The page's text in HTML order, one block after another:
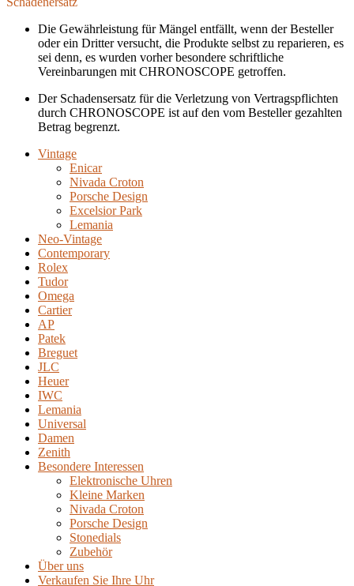
Die Gewährleistung für Mängel entfällt, wenn der Besteller
oder ein Dritter versucht, die Produkte selbst zu reparieren, es
sei denn, es wurden vorher besondere schriftliche
Vereinbarungen mit CHRONOSCOPE getroffen.
Der Schadensersatz für die Verletzung von Vertragspflichten
durch CHRONOSCOPE ist auf den vom Besteller gezahlten
Betrag begrenzt.
Vintage
Enicar
Nivada Croton
Porsche Design
Excelsior Park
Lemania
Neo-Vintage
Contemporary
Rolex
Tudor
Omega
Cartier
AP
Patek
Breguet
JLC
Heuer
IWC
Lemania
Universal
Damen
Zenith
Besondere Interessen
Elektronische Uhren
Kleine Marken
Nivada Croton
Porsche Design
Stonedials
Zubehör
Über uns
Verkaufen Sie Ihre Uhr